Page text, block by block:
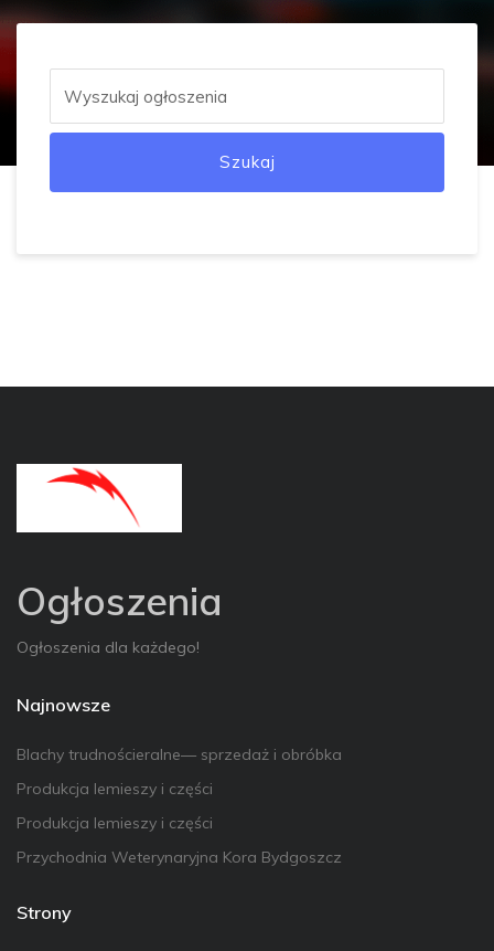
Szukaj
Ogłoszenia
Ogłoszenia dla każdego!
Najnowsze
Blachy trudnościeralne— sprzedaż i obróbka
Produkcja lemieszy i części
Produkcja lemieszy i części
Przychodnia Weterynaryjna Kora Bydgoszcz
Strony